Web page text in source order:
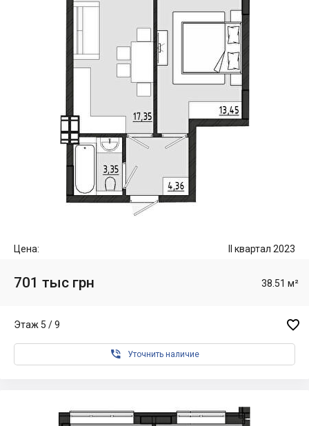
Цена: II квартал 2023
701 тыс грн 38.51 м²
Этаж 5 / 9 
 Уточнить наличие